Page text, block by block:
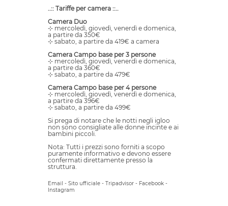
..:: Tariffe per camera ::..
Camera Duo
⊹ mercoledì, giovedì, venerdì e domenica,
a partire da 350€
⊹ sabato, a partire da 419€ a camera
Camera Campo base per 3 persone
⊹ mercoledì, giovedì, venerdì e domenica,
a partire da 360€
⊹ sabato, a partire da 479€
Camera Campo base per 4 persone
⊹ mercoledì, giovedì, venerdì e domenica,
a partire da 396€
⊹ sabato, a partire da 499€
Si prega di notare che le notti negli igloo
non sono consigliate alle donne incinte e ai
bambini piccoli.
Nota: Tutti i prezzi sono forniti a scopo
puramente informativo e devono essere
confermati direttamente presso la
struttura.
Email - Sito ufficiale - Tripadvisor - Facebook -
Instagram